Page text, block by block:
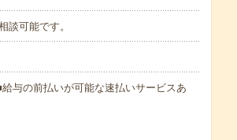
可能です。
与の前払いが可能な速払いサービスあ